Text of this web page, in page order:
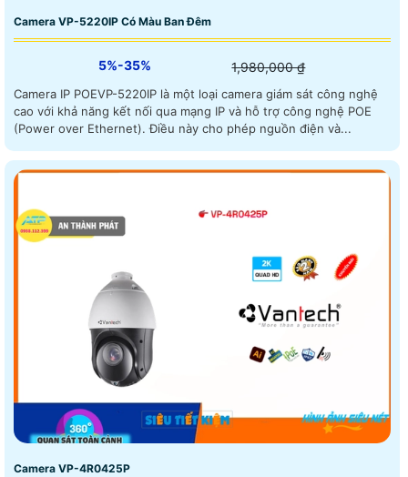
Camera VP-5220IP Có Màu Ban Đêm
5%-35% 1,980,000 ₫
Camera IP POEVP-5220IP là một loại camera giám sát công nghệ
cao với khả năng kết nối qua mạng IP và hỗ trợ công nghệ POE
(Power over Ethernet). Điều này cho phép nguồn điện và...
Camera VP-4R0425P